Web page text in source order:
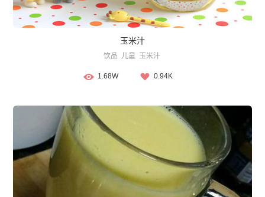
玉米汁
饮品 儿童 玉米汁
1.68W 0.94K